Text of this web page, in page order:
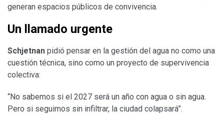
generan espacios públicos de convivencia.
Un llamado urgente
Schjetnan pidió pensar en la gestión del agua no como una
cuestión técnica, sino como un proyecto de supervivencia
colectiva:
“No sabemos si el 2027 será un año con agua o sin agua.
Pero si seguimos sin infiltrar, la ciudad colapsará”.